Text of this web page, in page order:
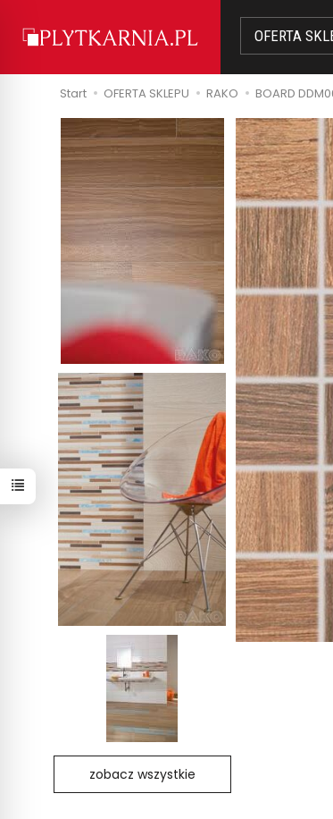
OFERTA
Start OFERTA SKLEPU RAKO BOARD
zobacz wszystkie